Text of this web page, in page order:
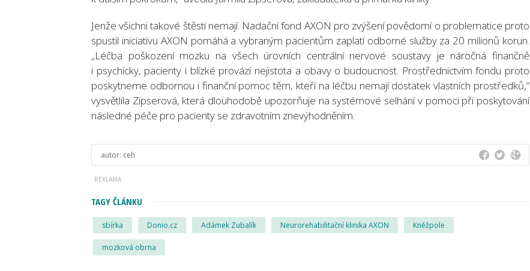
Jenže všichni takové štěstí nemají. Nadační fond AXON pro zvýšení povědomí o problematice proto
spustil iniciativu AXON pomáhá a vybraným pacientům zaplatí odborné služby za 20 milionů korun.
„Léčba poškození mozku na všech úrovních centrální nervové soustavy je náročná finančně
i psychicky, pacienty i blízké provází nejistota a obavy o budoucnost. Prostřednictvím fondu proto
poskytneme odbornou i finanční pomoc těm, kteří na léčbu nemají dostatek vlastních prostředků,“
vysvětlila Zipserová, která dlouhodobě upozorňuje na systémové selhání v pomoci při poskytování
následné péče pro pacienty se zdravotním znevýhodněním.
autor: ceh
TAGY ČLÁNKU
sbírka Donio.cz Adámek Zubalík Neurorehabilitační klinika AXON Kněžpole
mozková obrna